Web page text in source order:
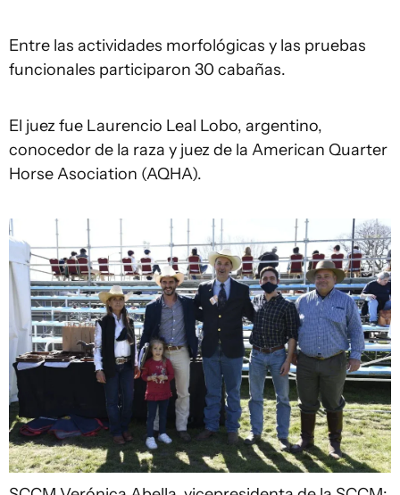
Entre las actividades morfológicas y las pruebas
funcionales participaron 30 cabañas.
El juez fue Laurencio Leal Lobo, argentino,
conocedor de la raza y juez de la American Quarter
Horse Asociation (AQHA).